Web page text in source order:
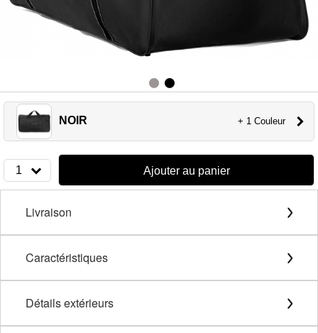
NOIR + 1 Couleur
1 Ajouter au panier
Livraison
Caractéristiques
Détails extérieurs